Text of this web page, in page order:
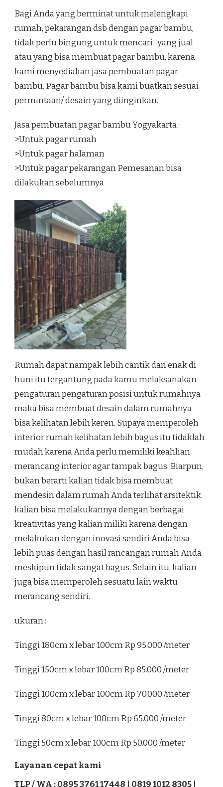
Bagi Anda yang berminat untuk melengkapi
rumah, pekarangan dsb dengan pagar bambu,
tidak perlu bingung untuk mencari yang jual
atau yang bisa membuat pagar bambu, karena
kami menyediakan jasa pembuatan pagar
bambu. Pagar bambu bisa kami buatkan sesuai
permintaan/ desain yang diinginkan.
Jasa pembuatan pagar bambu Yogyakarta :
>Untuk pagar rumah
>Untuk pagar halaman
>Untuk pagar pekarangan Pemesanan bisa
dilakukan sebelumnya
Rumah dapat nampak lebih cantik dan enak di
huni itu tergantung pada kamu melaksanakan
pengaturan pengaturan posisi untuk rumahnya
maka bisa membuat desain dalam rumahnya
bisa kelihatan lebih keren. Supaya memperoleh
interior rumah kelihatan lebih bagus itu tidaklah
mudah karena Anda perlu memiliki keahlian
merancang interior agar tampak bagus. Biarpun,
bukan berarti kalian tidak bisa membuat
mendesin dalam rumah Anda terlihat arsitektik.
kalian bisa melakukannya dengan berbagai
kreativitas yang kalian miliki karena dengan
melakukan dengan inovasi sendiri Anda bisa
lebih puas dengan hasil rancangan rumah Anda
meskipun tidak sangat bagus. Selain itu, kalian
juga bisa memperoleh sesuatu lain waktu
merancang sendiri.
ukuran :
Tinggi 180cm x lebar 100cm Rp 95.000 /meter
Tinggi 150cm x lebar 100cm Rp 85.000 /meter
Tinggi 100cm x lebar 100cm Rp 70.000 /meter
Tinggi 80cm x lebar 100cm Rp 65.000 /meter
Tinggi 50cm x lebar 100cm Rp 50.000 /meter
Layanan cepat kami
TLP / WA : 0895 3761 17448 | 0819 1012 8305 |